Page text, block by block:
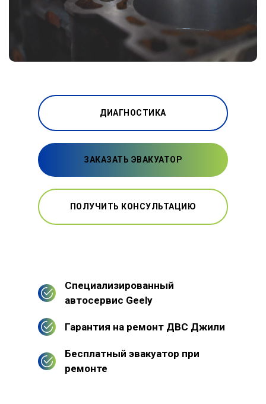
ДИАГНОСТИКА
ЗАКАЗАТЬ ЭВАКУАТОР
ПОЛУЧИТЬ КОНСУЛЬТАЦИЮ
Специализированный
автосервис Geely
Гарантия на ремонт ДВС Джили
Бесплатный эвакуатор при
ремонте